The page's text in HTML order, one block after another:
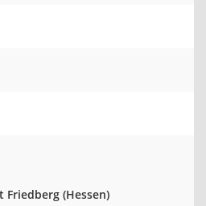
(Hessen)